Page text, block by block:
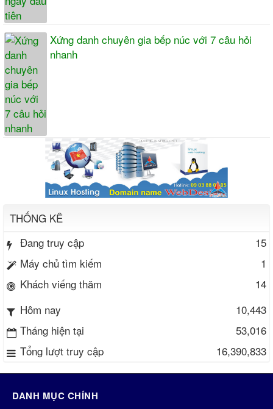
Xứng danh chuyên gia bếp núc với 7 câu hỏi
nhanh
THỐNG KÊ
Đang truy cập
15
Máy chủ tìm kiếm
1
Khách viếng thăm
14
Hôm nay
10,443
Tháng hiện tại
53,016
Tổng lượt truy cập
16,390,833
DANH MỤC CHÍNH